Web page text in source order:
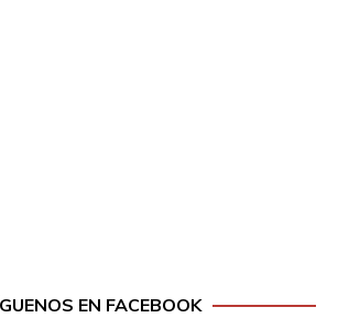
EN FACEBOOK